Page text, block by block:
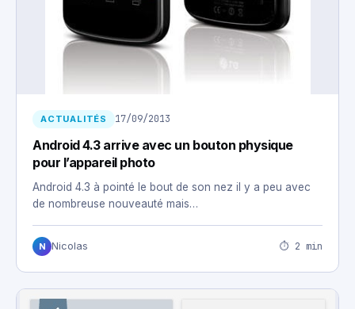
ACTUALITÉS 17/09/2013
Android 4.3 arrive avec un bouton physique
pour l’appareil photo
Android 4.3 à pointé le bout de son nez il y a peu avec
de nombreuse nouveauté mais…
N Nicolas ⏱ 2 min